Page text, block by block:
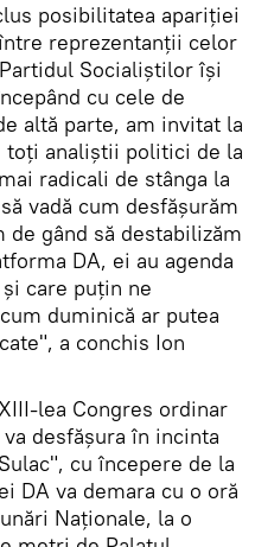
posibilitatea apariției
reprezentanții celor
Socialiștilor își
cu cele de
altă parte, am invitat la
toți analiștii politici de la
radicali de stânga la
vadă cum desfășurăm
de gând să destabilizăm
DA, ei au agenda
care puțin ne
duminică ar putea
a conchis Ion
lea Congres ordinar
desfășura în incinta
cu începere de la
DA va demara cu o oră
Naționale, la o